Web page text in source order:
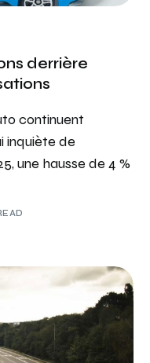
derrière
continuent
inquiète de
une hausse de 4 %